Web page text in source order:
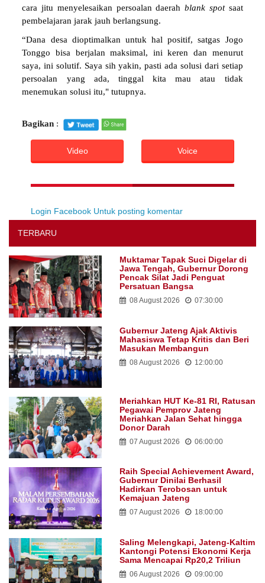
cara jitu menyelesaikan persoalan daerahblank spotsaat
pembelajaran jarak jauh berlangsung.
“Dana desa dioptimalkan untuk hal positif, satgas Jogo
Tonggo bisa berjalan maksimal, ini keren dan menurut
saya, ini solutif. Saya sih yakin, pasti ada solusi dari setiap
persoalan yang ada, tinggal kita mau atau tidak
menemukan solusi itu," tutupnya.
Bagikan :
Video Voice
Login Facebook Untuk posting komentar
TERBARU
Muktamar Tapak Suci Digelar di
Jawa Tengah, Gubernur Dorong
Pencak Silat Jadi Penguat
Persatuan Bangsa
08 August 2026 07:30:00
Gubernur Jateng Ajak Aktivis
Mahasiswa Tetap Kritis dan Beri
Masukan Membangun
08 August 2026 12:00:00
Meriahkan HUT Ke-81 RI, Ratusan
Pegawai Pemprov Jateng
Meriahkan Jalan Sehat hingga
Donor Darah
07 August 2026 06:00:00
Raih Special Achievement Award,
Gubernur Dinilai Berhasil
Hadirkan Terobosan untuk
Kemajuan Jateng
07 August 2026 18:00:00
Saling Melengkapi, Jateng-Kaltim
Kantongi Potensi Ekonomi Kerja
Sama Mencapai Rp20,2 Triliun
06 August 2026 09:00:00